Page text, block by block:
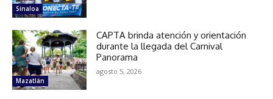
Sinaloa
Mazatlán
CAPTA brinda atención y orientación
durante la llegada del Carnival
Panorama
agosto 5, 2026